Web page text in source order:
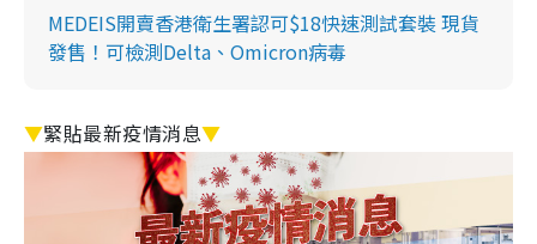
MEDEIS開賣香港衛生署認可$18快速測試套裝 現貨
發售！可檢測Delta、Omicron病毒
▼緊貼最新疫情消息▼